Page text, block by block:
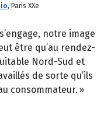
, Paris XXe
notre image
être qu’au rendez-
Nord-Sud et
de sorte qu’ils
consommateur. »